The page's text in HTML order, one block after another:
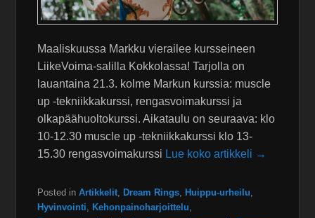
Maaliskuussa Markku vierailee kursseineen
LiikeVoima-salilla Kokkolassa! Tarjolla on
lauantaina 21.3. kolme Markun kurssia: muscle
up -tekniikkakurssi, rengasvoimakurssi ja
olkapäähuoltokurssi. Aikataulu on seuraava: klo
10-12.30 muscle up -tekniikkakurssi klo 13-
15.30 rengasvoimakurssi Lue koko artikkeli →
Posted in Artikkelit Dream Rings Huippu-urheilu
Hyvinvointi
Kehonpainoharjoittelu